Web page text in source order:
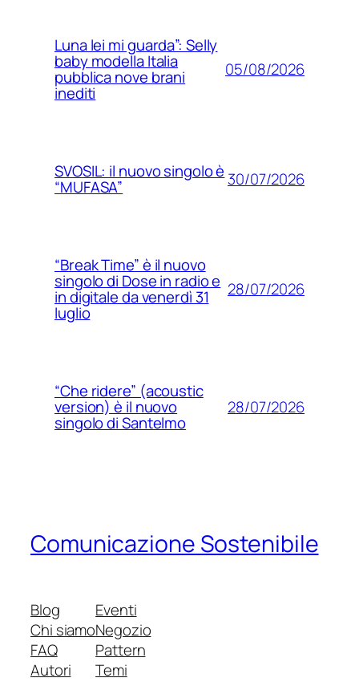
Luna lei mi guarda”: Selly
baby modella Italia
pubblica nove brani
inediti
05/08/2026
SVOSIL: il nuovo singolo è
“MUFASA” 30/07/2026
“Break Time” è il nuovo
singolo di Dose in radio e
in digitale da venerdì 31
luglio
28/07/2026
“Che ridere” (acoustic
version) è il nuovo
singolo di Santelmo
28/07/2026
Comunicazione Sostenibile
Blog
Chi siamo
FAQ
Autori
Eventi
Negozio
Pattern
Temi